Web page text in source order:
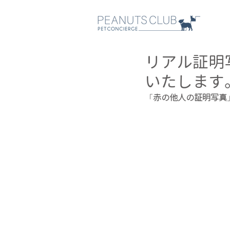
リアル証
いたします。
「赤の他人の証明写真